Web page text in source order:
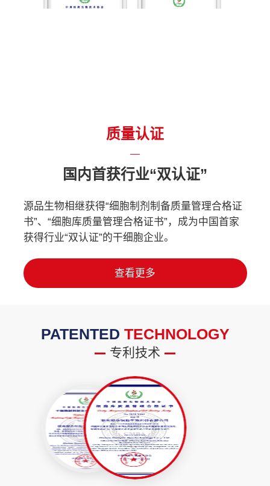
质量认证
国内首获行业“双认证”
源品生物相继获得“细胞制剂制备质量管理合格证
书”、“细胞库质量管理合格证书”，成为中国首家
获得行业“双认证”的干细胞企业。
查看更多
PATENTED TECHNOLOGY
专利技术